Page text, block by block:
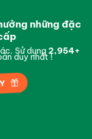
những đặc
Sử dụng 2,996+
duy nhất !